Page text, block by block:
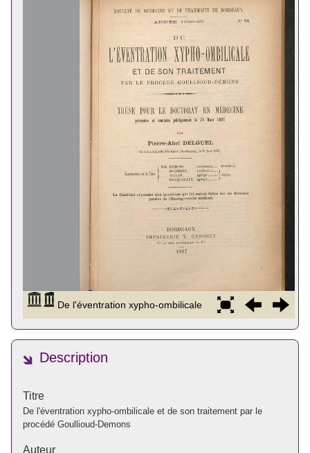
Description
Titre
De l'éventration xypho-ombilicale et de son traitement par le
procédé Goullioud-Demons
Auteur